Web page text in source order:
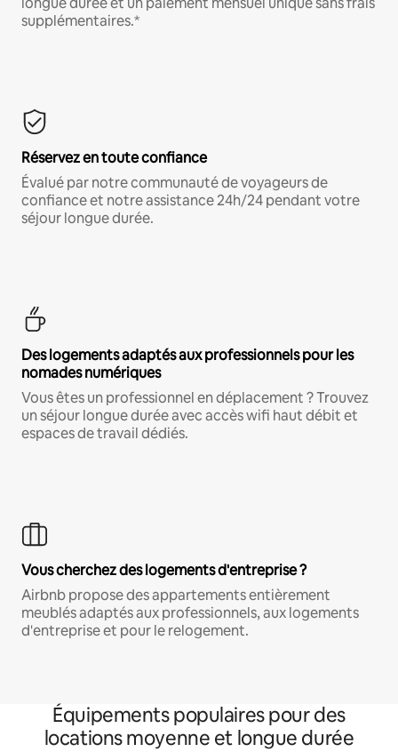
supplémentaires.*
Réservez en toute confiance
Évalué par notre communauté de voyageurs de
confiance et notre assistance 24h/24 pendant votre
séjour longue durée.
Des logements adaptés aux professionnels pour les
nomades numériques
Vous êtes un professionnel en déplacement ? Trouvez
un séjour longue durée avec accès wifi haut débit et
espaces de travail dédiés.
Vous cherchez des logements d'entreprise ?
Airbnb propose des appartements entièrement
meublés adaptés aux professionnels, aux logements
d'entreprise et pour le relogement.
Équipements populaires pour des
locations moyenne et longue durée